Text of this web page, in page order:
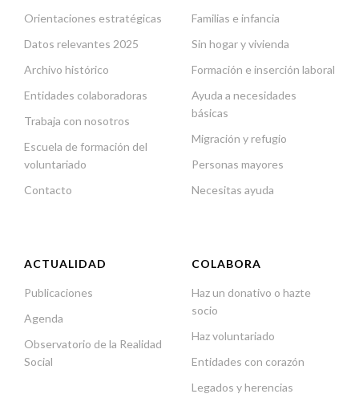
Orientaciones estratégicas
Datos relevantes 2025
Archivo histórico
Entidades colaboradoras
Trabaja con nosotros
Escuela de formación del
voluntariado
Contacto
Familias e infancia
Sin hogar y vivienda
Formación e inserción laboral
Ayuda a necesidades
básicas
Migración y refugio
Personas mayores
Necesitas ayuda
ACTUALIDAD
Publicaciones
Agenda
Observatorio de la Realidad
Social
COLABORA
Haz un donativo o hazte
socio
Haz voluntariado
Entidades con corazón
Legados y herencias